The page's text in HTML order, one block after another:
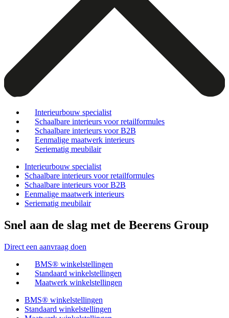
Interieurbouw specialist
Schaalbare interieurs voor retailformules
Schaalbare interieurs voor B2B
Eenmalige maatwerk interieurs
Seriematig meubilair
Interieurbouw specialist
Schaalbare interieurs voor retailformules
Schaalbare interieurs voor B2B
Eenmalige maatwerk interieurs
Seriematig meubilair
Snel aan de slag met de Beerens Group
Direct een aanvraag doen
BMS® winkelstellingen
Standaard winkelstellingen
Maatwerk winkelstellingen
BMS® winkelstellingen
Standaard winkelstellingen